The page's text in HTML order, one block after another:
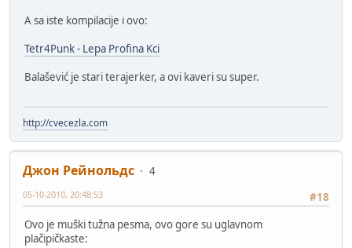
A sa iste kompilacije i ovo:
Tetr4Punk - Lepa Profina Kci
Balašević je stari terajerker, a ovi kaveri su super.
http://cvecezla.com
Джон Рейнольдс
4
#18
05-10-2010, 20:48:53
Ovo je muški tužna pesma, ovo gore su uglavnom
plačipičkaste: